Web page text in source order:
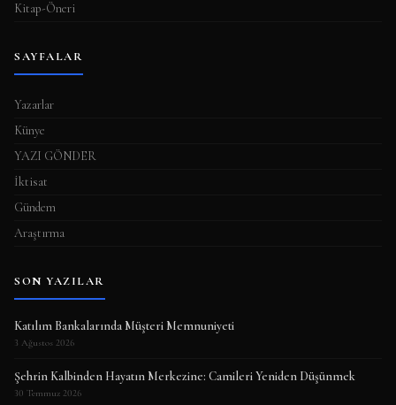
Kitap-Öneri
SAYFALAR
Yazarlar
Künye
YAZI GÖNDER
İktisat
Gündem
Araştırma
SON YAZILAR
Katılım Bankalarında Müşteri Memnuniyeti
3 Ağustos 2026
Şehrin Kalbinden Hayatın Merkezine: Camileri Yeniden Düşünmek
30 Temmuz 2026